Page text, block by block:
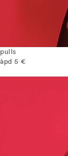
pulls
àpd 5 €